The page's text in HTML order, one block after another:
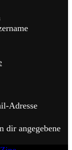
Adresse
dir angegebene